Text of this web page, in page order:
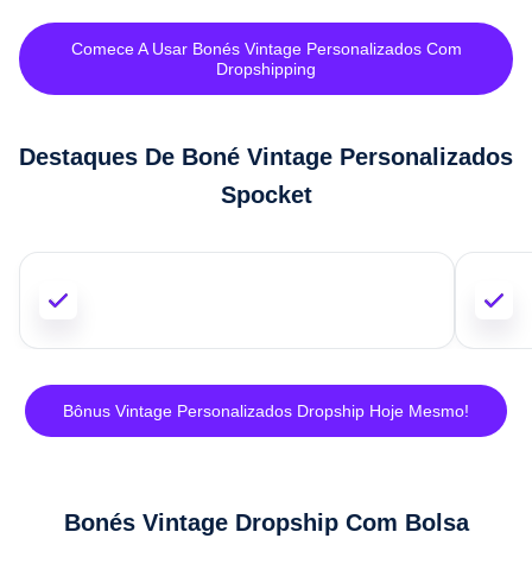
Comece A Usar Bonés Vintage Personalizados Com
Dropshipping
Destaques De Boné Vintage Personalizados
Spocket
Bônus Vintage Personalizados Dropship Hoje Mesmo!
Bonés Vintage Dropship Com Bolsa